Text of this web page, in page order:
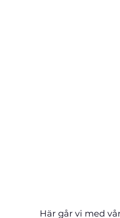
Här går vi med